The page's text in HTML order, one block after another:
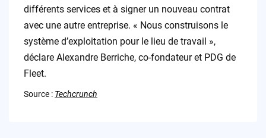
différents services et à signer un nouveau contrat
avec une autre entreprise. « Nous construisons le
système d’exploitation pour le lieu de travail »,
déclare Alexandre Berriche, co-fondateur et PDG de
Fleet.
Source : Techcrunch